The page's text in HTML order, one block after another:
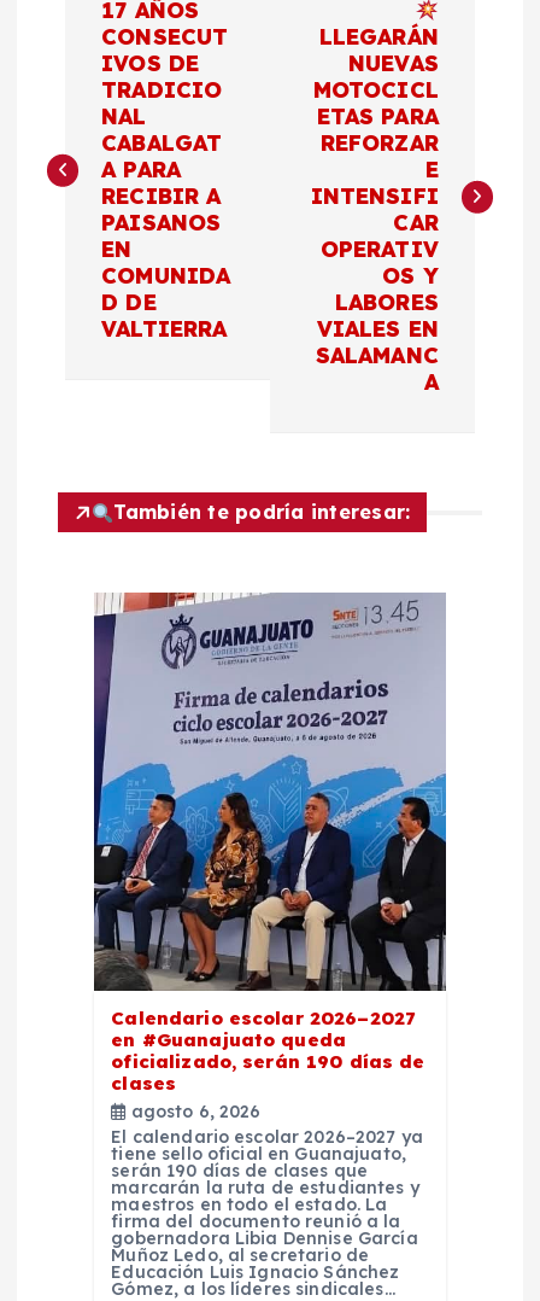
e
n
17 AÑOS
CONSECUT
IVOS DE
TRADICIO
NAL
CABALGAT
A PARA
RECIBIR A
PAISANOS
EN
COMUNIDA
D DE
VALTIERRA
LLEGARÁN
NUEVAS
MOTOCICL
ETAS PARA
REFORZAR
E
INTENSIFI
CAR
OPERATIV
OS Y
LABORES
VIALES EN
SALAMANC
A
También te podría interesar:
Calendario escolar 2026–2027
en #Guanajuato queda
oficializado, serán 190 días de
clases
agosto 6, 2026
El calendario escolar 2026–2027 ya
tiene sello oficial en Guanajuato,
serán 190 días de clases que
marcarán la ruta de estudiantes y
maestros en todo el estado. La
firma del documento reunió a la
gobernadora Libia Dennise García
Muñoz Ledo, al secretario de
Educación Luis Ignacio Sánchez
Gómez, a los líderes sindicales…